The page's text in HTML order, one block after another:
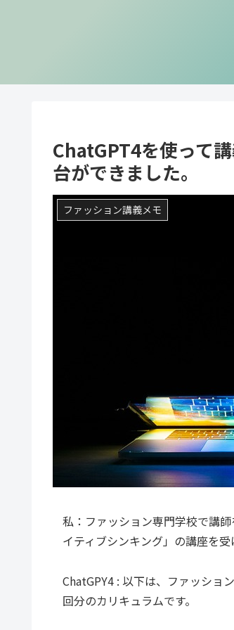
ChatGPT4を使って
台ができました。
ファッション講義メモ
私：ファッション専門学校で講
イティブシンキング」の講座を
ChatGPY4 : 以下は、ファッショ
回分のカリキュラムです。